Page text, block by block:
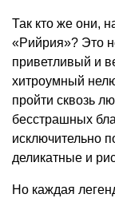
Так кто же они,
«Рийрия»? Это
приветливый и
хитроумный
пройти сквозь
бесстрашных
исключительно
деликатные и
Но каждая